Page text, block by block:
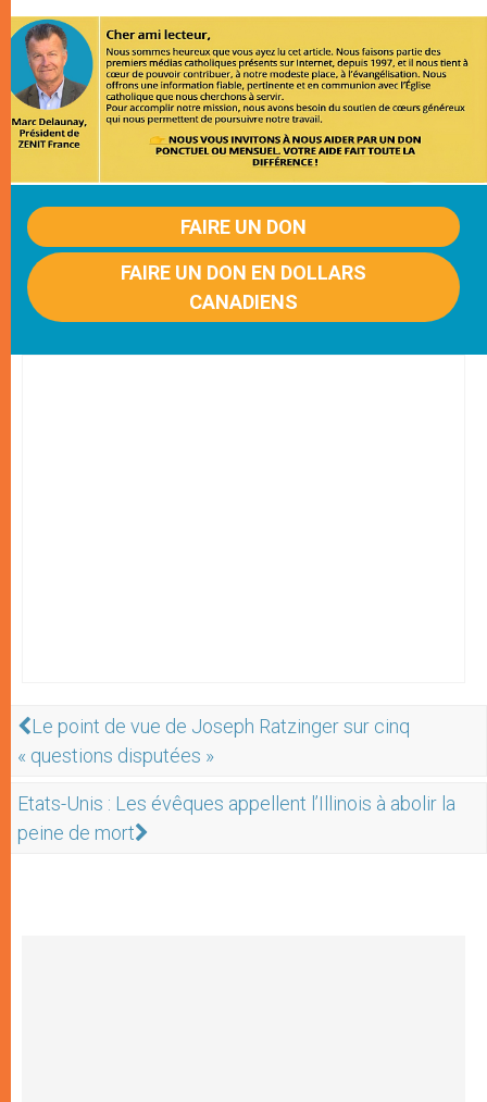
FAIRE UN DON
FAIRE UN DON EN DOLLARS
CANADIENS
Le point de vue de Joseph Ratzinger sur cinq
« questions disputées »
Etats-Unis : Les évêques appellent l’Illinois à abolir la
peine de mort